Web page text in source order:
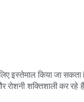
किया जा सकता है
रोशनी शक्तिशाली कर